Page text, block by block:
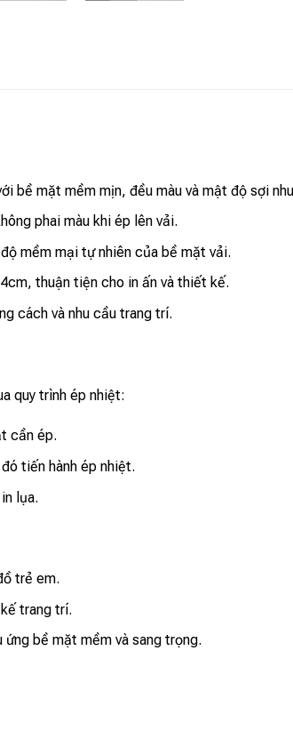
bề mặt mềm mịn, đều màu và mật độ sợi
phai màu khi ép lên vải.
mềm mại tự nhiên của bề mặt vải.
thuận tiện cho in ấn và thiết kế.
cách và nhu cầu trang trí.
quy trình ép nhiệt:
cần ép.
tiến hành ép nhiệt.
lụa.
trẻ em.
trang trí.
bề mặt mềm và sang trọng.